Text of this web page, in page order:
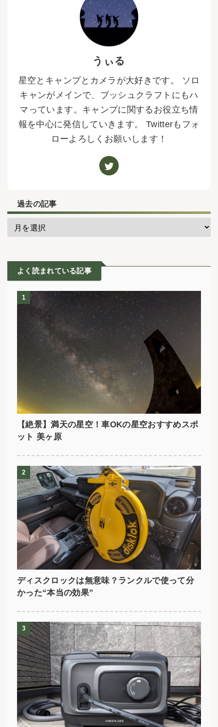
うぃる
星空とキャンプとカメラが大好きです。 ソロ
キャンがメインで、ブッシュクラフトにもハ
マっています。キャンプに関するお役立ち情
報を中心に発信していきます。 Twitterもフォ
ローよろしくお願いします！
過去の記事
よく読まれている記事
1
【絶景】満天の星空！車OKの星空おすすめスポ
ット 美ヶ原
2
ディスクロックは無意味？ランクルで使って分
かった“本当の効果”
3